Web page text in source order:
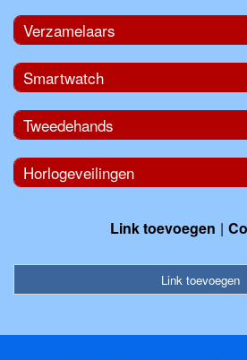
Verzamelaars
Smartwatch
Tweedehands
Horlogeveilingen
Link toevoegen
Link toevoegen